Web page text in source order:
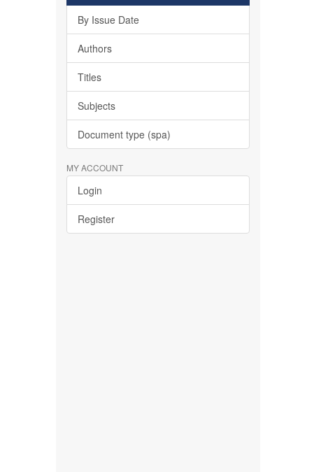
By Issue Date
Authors
Titles
Subjects
Document type (spa)
MY ACCOUNT
Login
Register